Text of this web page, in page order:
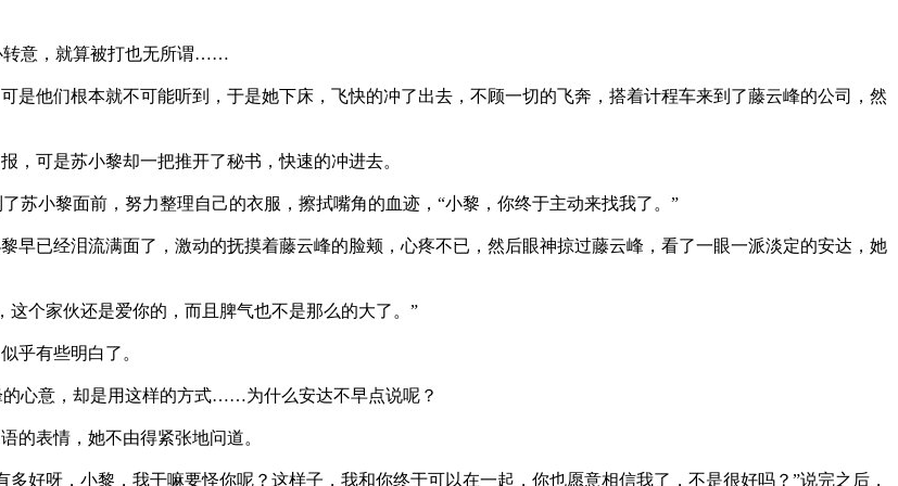
意，就算被打也无所谓……
他们根本就不可能听到，于是她下床，飞快的冲了出去，不顾一切的飞奔，搭着计程车来到了藤云峰的公司，然
可是苏小黎却一把推开了秘书，快速的冲进去。
小黎面前，努力整理自己的衣服，擦拭嘴角的血迹，“小黎，你终于主动来找我了。”
已经泪流满面了，激动的抚摸着藤云峰的脸颊，心疼不已，然后眼神掠过藤云峰，看了一眼一派淡定的安达，她
个家伙还是爱你的，而且脾气也不是那么的大了。”
乎有些明白了。
心意，却是用这样的方式……为什么安达不早点说呢？
表情，她不由得紧张地问道。
呀，小黎，我干嘛要怪你呢？这样子，我和你终于可以在一起，你也愿意相信我了，不是很好吗？”说完之后，